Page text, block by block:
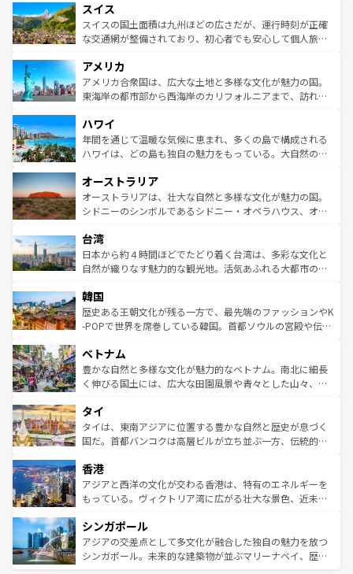
れる地方に足を運ぶとそれぞれで全く異なる文化を体験で
きるだろう。 なお、新着のフランス情報はコンテンツ一覧
を参照してほしい。
は、お酒好きな人にはぜひ体験してほしい。 なお、新着の
ドイツ情報はコンテンツ一覧を参照してほしい。
リアごとに異なる魅力がある。また、優雅なアフタヌーン
ティー、ビール好きにはたまらない英国パブ、サッカー観
戦など、本場だからこそできる体験も豊富。イギリスを旅
ンツ一覧を参照してほしい。
スイス
スイスの国土面積は九州ほどの広さだが、運行時刻が正確
な交通網が整備されており、初心者でも安心して個人旅行
の建物がそのまま残る町や、スイスならではのユニークな
博物館もあり、アルプス観光だけでなく町歩きも満喫する
ことができる。国民の所得が高いため物価も高いが、旅行
ば市内交通費無料で観光を楽しむこともできる。 なお、新
着のスイス情報はコンテンツ一覧 を参照してほしい。
アメリカ
アメリカ合衆国は、広大な土地と多様な文化が魅力の国。
東海岸の都市部から西海岸のカリフォルニアまで、訪れる
のような巨大都市は、観光、ショッピング、エンターテイ
ンメントが詰まった刺激的なスポットだ。一方、アメリカ
西部には大自然が広がり、グランドキャニオンやイエロー
部のニューオーリンズでは、音楽と美食が融合した独特の
文化が魅力。旅行者はアメリカの各地域で異なる魅力を楽
しみながら、その多様性と豊かな歴史を感じることができ
ならではの贅沢な旅のスタイルだ。 なお、新着のアメリカ
情報はコンテンツ一覧を参照してほしい。
ハワイ
年間を通じて温暖な気候に恵まれ、多くの島で構成される
ハワイは、どの島も独自の魅力をもっている。大自然の神
ワイ島は見逃せない。また、定番の観光地といえばオアフ
島だが、静かな自然を求めるならマウイ島やカウアイ島が
おすすめ。エメラルドグリーンに輝く海をはじめ、豊かな
れるおもてなしの心で訪れる人々を迎えてくれるハワイの
人々、おいしいローカルフードやハワイアンミュージッ
ク、伝統的なフラダンスなど、すべてがハワイの魅力を彩
ワイを、存分に味わってほしい。 なお、新着のハワイ情報
はコンテンツ一覧を参照してほしい。
オーストラリア
オーストラリアは、壮大な自然と多様な文化が魅力の国。
シドニーのシンボルであるシドニー・オペラハウス、オー
リアリーフや大陸中央部にそびえるウルル（エアーズロッ
ク）、タスマニアの美しい原生林やケアンズの熱帯雨林な
ど、見どころがたくさん。また、カフェやワイン、オージ
いる。アクティビティも充実しており、サーフィンやダイ
ビング、ハイキングなど、アウトドア好きにはたまらな
い。オーストラリアの多彩な魅力を存分に味わいつくそ
参照してほしい。
台湾
日本から約４時間ほどでたどり着く台湾は、多彩な文化と
自然が織りなす魅力的な観光地。活気あふれる大都市の台
ン）、静ひつな山岳地帯である台湾東部など、都市の喧騒
と山間の静けさが共存しており、訪れる人に新しい発見と
驚きをもたらしてくれる。また、奥深い台湾の食文化も魅
容にもいいと評判のスイーツなど、バラエティ豊かな料理
が味わえる。 なお、新着の台湾情報は コンテンツ一覧を参
照してほしい。
韓国
歴史ある王朝文化が残る一方で、最先端のファッションやK
-POPで世界を席巻している韓国。首都ソウルの宮殿や伝統
き、地方に足を延ばせば四季折々の自然美を楽しむことが
できる。そして、キムチや焼肉、絶品のストリートフード
まで、さまざまな韓国料理が待っている。夜には、韓国な
リティに包まれながら、韓国の多彩な魅力を心ゆくまで味
わってみてほしい。 なお、新着の韓国情報はコンテンツ一
覧を参照してほしい。
ベトナム
豊かな自然と多様な文化が魅力的なベトナム。南北に細長
く伸びる国土には、広大な田園風景や青々とした山々、世
急速な発展と共に伝統が息づく。ハノイの古い町並みやホ
ーチミン市のフランス統治時代の建物も、独特の雰囲気を
醸し出している。また、バラエティの豊かさとおいしさで
とつ。フォーやバインミー、ベトナムコーヒーなどは、ぜ
ひ現地で味わいたい。どの地域を訪れてもあたたかい人々
が旅行者を迎えてくれるので、きっと忘れられない旅にな
参照してほしい。
タイ
タイは、東南アジアに位置する豊かな自然と歴史が息づく
国だ。首都バンコクは高層ビルが立ち並ぶ一方、伝統的な
の活気が交差している。北部ではチェンマイなどの山岳地
帯で自然と触れ合い、南部ではプーケットやクラビの美し
いビーチでリゾート気分を楽しむことができる。タイ料理
激する。気候は一年中温暖で、どの季節にも異なる楽しみ
が待っている。親しみやすいタイの人々、仏教を中心とし
た文化、そして多様な観光資源が、訪れる旅人を魅了し続
香港
アジアと西洋の文化が交わる香港は、特有のエネルギーを
もっている。ヴィクトリア湾に広がる壮大な景色、近未来
み、どこを訪れても感動するはず。観光スポットが密集し
ており、効率よく見どころを回れるのも魅力。息をのむよ
うな絶景から文化的な体験まで、香港を存分に楽しみ尽く
シンガポール
アジアの交差点として多文化が融合した独自の魅力を放つ
シンガポール。未来的な建築物が並ぶマリーナベイ、歴史